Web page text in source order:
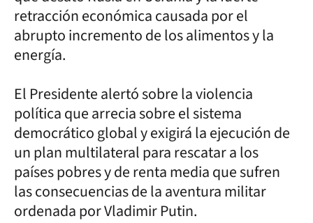
retracción económica causada por el
abrupto incremento de los alimentos y la
energía.
El Presidente alertó sobre la violencia
política que arrecia sobre el sistema
democrático global y exigirá la ejecución de
un plan multilateral para rescatar a los
países pobres y de renta media que sufren
las consecuencias de la aventura militar
ordenada por Vladimir Putin.